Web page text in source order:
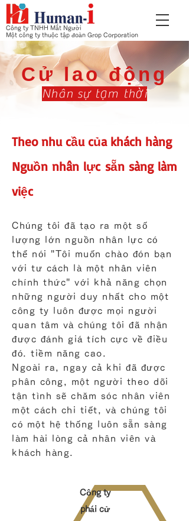
Công ty TNHH Mắt Người
Một công ty thuộc tập đoàn Grop Corporation
Cử lao động
Nhân sự tạm thời
Theo nhu cầu của khách hàng
Nguồn nhân lực sẵn sàng làm
việc
Chúng tôi đã tạo ra một số
lượng lớn nguồn nhân lực có
thể nói "Tôi muốn chào đón bạn
với tư cách là một nhân viên
chính thức" với khả năng chọn
những người duy nhất cho một
công ty luôn được mọi người
quan tâm và chúng tôi đã nhận
được đánh giá tích cực về điều
đó. tiềm năng cao.
Ngoài ra, ngay cả khi đã được
phân công, một người theo dõi
tận tình sẽ chăm sóc nhân viên
một cách chi tiết, và chúng tôi
có một hệ thống luôn sẵn sàng
làm hài lòng cả nhân viên và
khách hàng.
Công ty
phái cử